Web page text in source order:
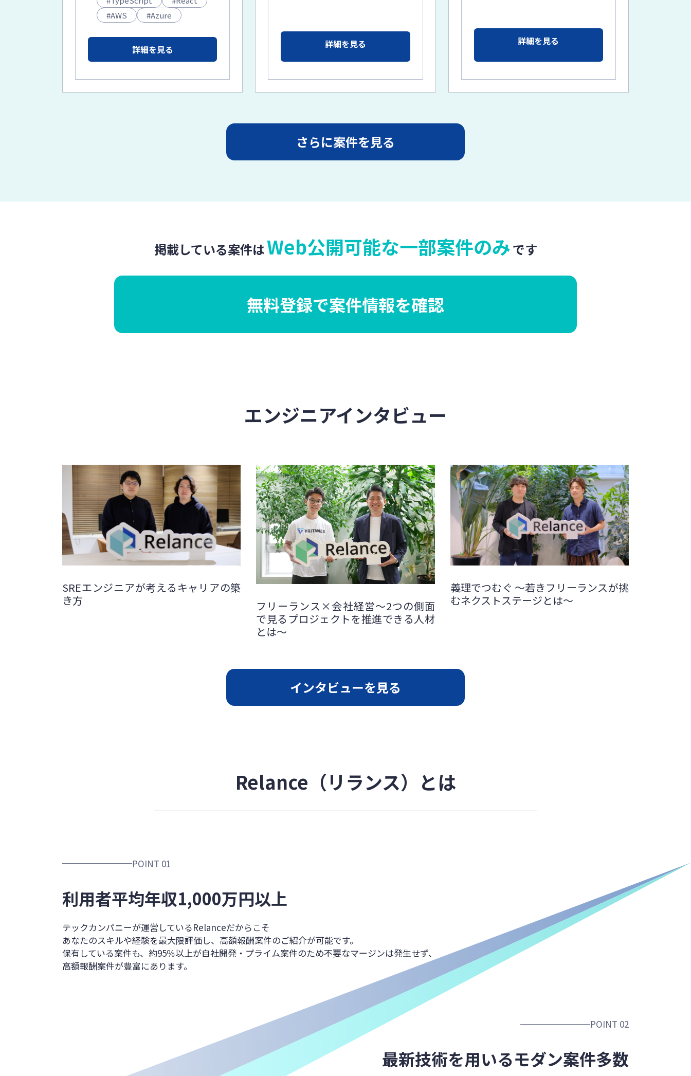
AWS
Azure
詳細を見る 詳細を見る 詳細を見る
さらに案件を見る
掲載している案件はWeb公開可能な一部案件のみです
無料登録で案件情報を確認
エンジニアインタビュー
SREエンジニアが考えるキャリアの築
き方
フリーランス×会社経営～2つの側面
で見るプロジェクトを推進できる人材
とは～
義理でつむぐ 〜若きフリーランスが挑
むネクストステージとは〜
インタビューを見る
Relance（リランス）とは
POINT 01
利用者平均年収1,000万円以上
テックカンパニーが運営しているRelanceだからこそ
あなたのスキルや経験を最大限評価し、 高額報酬案件のご紹介が可能です。
保有している案件も、約95％以上が自社開発・プライム案件のため不要なマージンは発生せず、
高額報酬案件が豊富にあります。
POINT 02
最新技術を用いるモダン案件多数